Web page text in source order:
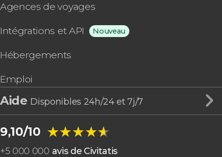
Agences de voyages
Intégrations et API Nouveau
Hébergements
Emploi
Aide Disponibles 24h/24 et 7j/7
9,10/10 ★★★★★
★★★★★
+5 000 000 avis de Civitatis